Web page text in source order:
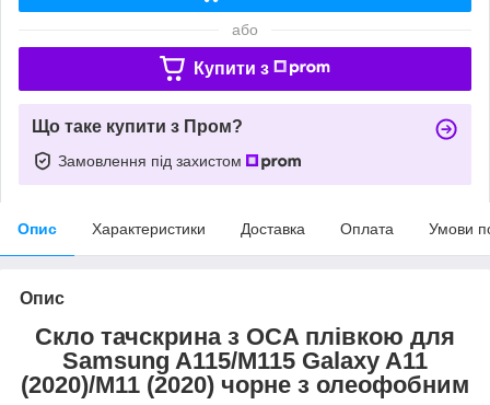
або
Купити з
Що таке купити з Пром?
Замовлення під захистом
Опис Характеристики Доставка Оплата Умови
Опис
Скло тачскрина з OCA плівкою для
Samsung A115/M115 Galaxy A11
(2020)/M11 (2020) чорне з олеофобним